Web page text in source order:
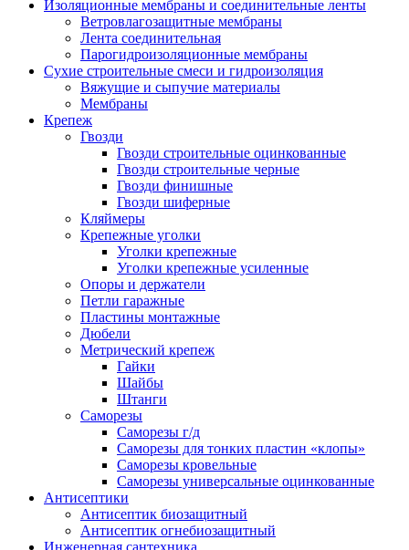
Изоляционные мембраны и соединительные ленты
Ветровлагозащитные мембраны
Лента соединительная
Парогидроизоляционные мембраны
Сухие строительные смеси и гидроизоляция
Вяжущие и сыпучие материалы
Мембраны
Крепеж
Гвозди
Гвозди строительные оцинкованные
Гвозди строительные черные
Гвозди финишные
Гвозди шиферные
Кляймеры
Крепежные уголки
Уголки крепежные
Уголки крепежные усиленные
Опоры и держатели
Петли гаражные
Пластины монтажные
Дюбели
Метрический крепеж
Гайки
Шайбы
Штанги
Саморезы
Саморезы г/д
Саморезы для тонких пластин «клопы»
Саморезы кровельные
Саморезы универсальные оцинкованные
Антисептики
Антисептик биозащитный
Антисептик огнебиозащитный
Инженерная сантехника